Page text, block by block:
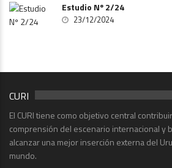
Estudio Nº 2/24
23/12/2024
CURI
El CURI tiene como objetivo central
comprensión del escenario internacional y
alcanzar una mejor inserción externa del
mundo.